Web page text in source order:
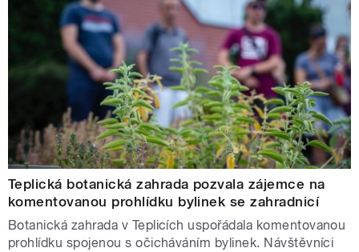
Teplická botanická zahrada pozvala zájemce na
komentovanou prohlídku bylinek se zahradnicí
Botanická zahrada v Teplicích uspořádala komentovanou
prohlídku spojenou s očicháváním bylinek. Návštěvníci